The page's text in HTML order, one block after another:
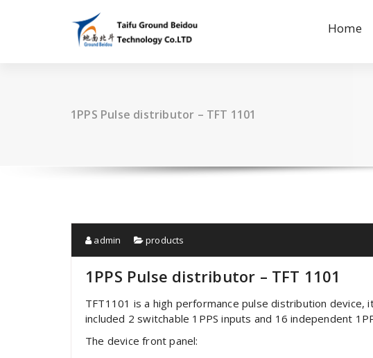
Home
1PPS Pulse distributor – TFT 1101
admin products
1PPS Pulse distributor – TFT 1101
TFT1101 is a high performance pulse distribution device,
included 2 switchable 1PPS inputs and 16 independent
The device front panel: